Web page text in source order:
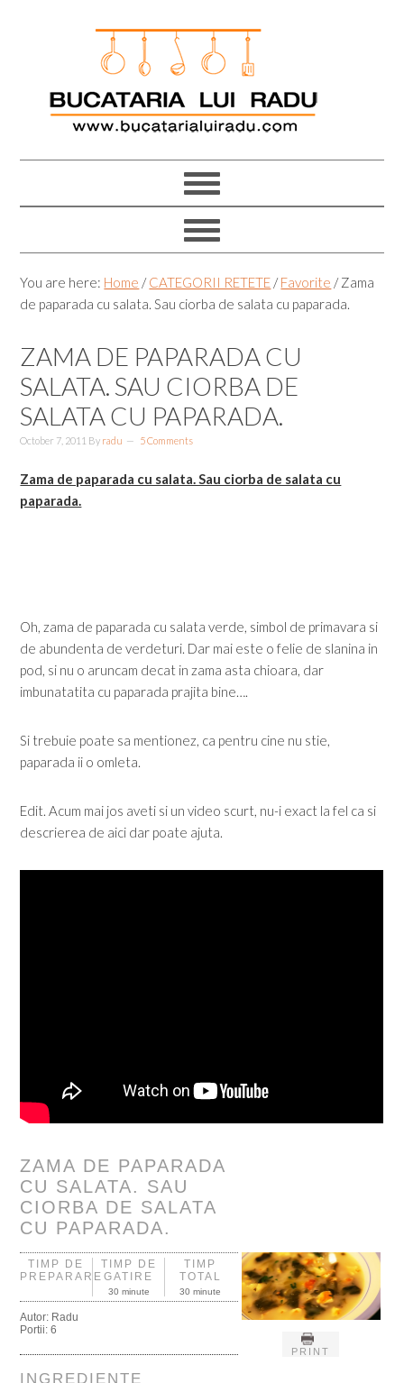
You are here: Home / CATEGORII RETETE / Favorite /Zama
de paparada cu salata. Sau ciorba de salata cu paparada.
ZAMA DE PAPARADA CU
SALATA. SAU CIORBA DE
SALATA CU PAPARADA.
October 7, 2011 By radu 5 Comments
Zama de paparada cu salata. Sau ciorba de salata cu
paparada.
Oh, zama de paparada cu salata verde, simbol de primavara si
de abundenta de verdeturi. Dar mai este o felie de slanina in
pod, si nu o aruncam decat in zama asta chioara, dar
imbunatatita cu paparada prajita bine….
Si trebuie poate sa mentionez, ca pentru cine nu stie,
paparada ii o omleta.
Edit. Acum mai jos aveti si un video scurt, nu-i exact la fel ca si
descrierea de aici dar poate ajuta.
ZAMA DE PAPARADA
CU SALATA. SAU
CIORBA DE SALATA
CU PAPARADA.
PRINT
TIMP DE
PREPARARE
TIMP DE
GATIRE
30 minute
TIMP
TOTAL
30 minute
Autor: Radu
Portii:6
INGREDIENTE